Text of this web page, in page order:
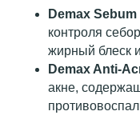
Demax
контроля
жирный блеск
Demax Anti-
акне,